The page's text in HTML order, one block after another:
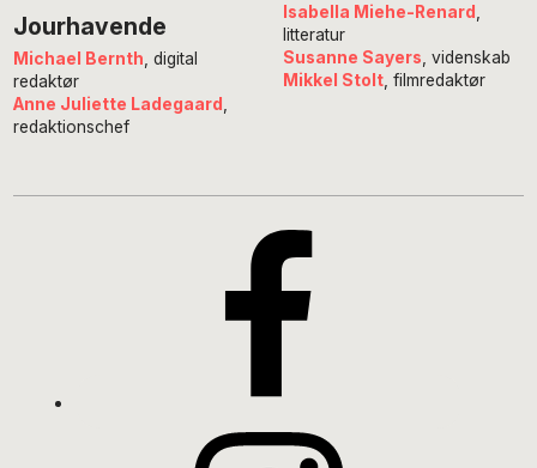
Jourhavende
Michael Bernth , digital
redaktør
Anne Juliette Ladegaard
redaktionschef
Isabella Miehe-Renard
litteratur
Susanne Sayers , videnskab
Mikkel Stolt, filmredaktør